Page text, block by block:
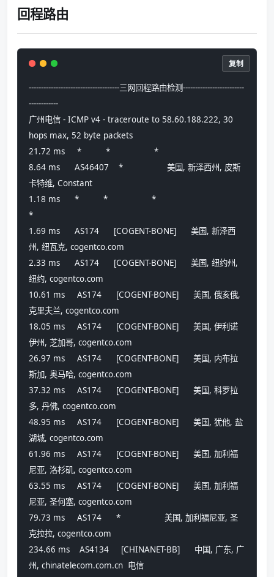
回程路由
-------------------------------------三网回程路由检测-------------------------
------------
广州电信 - ICMP v4 - traceroute to 58.60.188.222, 30
hops max, 52 byte packets
21.72 ms     *          *                  *
8.64 ms      AS46407    *                  美国, 新泽西州, 皮斯
卡特维, Constant
1.18 ms      *          *                  *
*
1.69 ms      AS174      [COGENT-BONE]      美国, 新泽西
州, 纽瓦克, cogentco.com
2.33 ms      AS174      [COGENT-BONE]      美国, 纽约州,
纽约, cogentco.com
10.61 ms     AS174      [COGENT-BONE]      美国, 俄亥俄,
克里夫兰, cogentco.com
18.05 ms     AS174      [COGENT-BONE]      美国, 伊利诺
伊州, 芝加哥, cogentco.com
26.97 ms     AS174      [COGENT-BONE]      美国, 内布拉
斯加, 奥马哈, cogentco.com
37.32 ms     AS174      [COGENT-BONE]      美国, 科罗拉
多, 丹佛, cogentco.com
48.95 ms     AS174      [COGENT-BONE]      美国, 犹他, 盐
湖城, cogentco.com
61.96 ms     AS174      [COGENT-BONE]      美国, 加利福
尼亚, 洛杉矶, cogentco.com
63.55 ms     AS174      [COGENT-BONE]      美国, 加利福
尼亚, 圣何塞, cogentco.com
79.73 ms     AS174      *                  美国, 加利福尼亚, 圣
克拉拉, cogentco.com
234.66 ms    AS4134     [CHINANET-BB]      中国, 广东, 广
州, chinatelecom.com.cn  电信
复制